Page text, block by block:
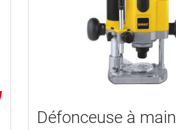
Défonceuse à main